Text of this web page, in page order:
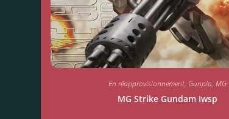
En réapprovisionnement, Gunpla,MG
MG Strike Gundam Iwsp